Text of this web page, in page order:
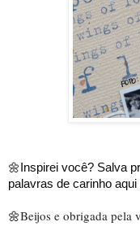
🌼Inspirei você? Salva
palavras de carinho
🌼Beijos e obrigada pela